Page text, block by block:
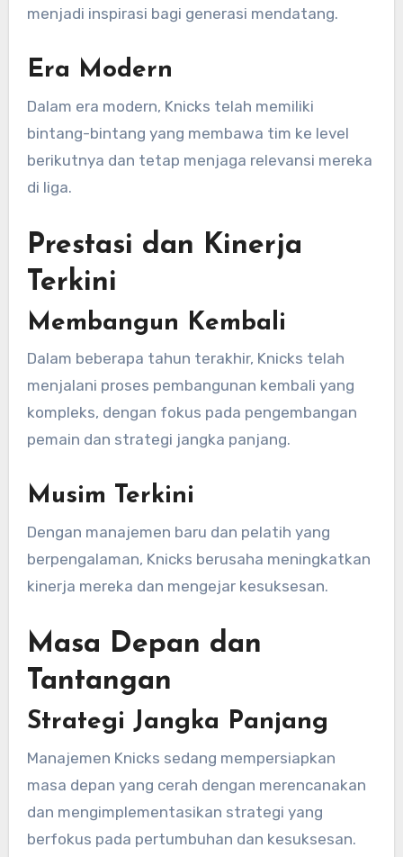
menjadi inspirasi bagi generasi mendatang.
Era Modern
Dalam era modern, Knicks telah memiliki
bintang-bintang yang membawa tim ke level
berikutnya dan tetap menjaga relevansi mereka
di liga.
Prestasi dan Kinerja
Terkini
Membangun Kembali
Dalam beberapa tahun terakhir, Knicks telah
menjalani proses pembangunan kembali yang
kompleks, dengan fokus pada pengembangan
pemain dan strategi jangka panjang.
Musim Terkini
Dengan manajemen baru dan pelatih yang
berpengalaman, Knicks berusaha meningkatkan
kinerja mereka dan mengejar kesuksesan.
Masa Depan dan
Tantangan
Strategi Jangka Panjang
Manajemen Knicks sedang mempersiapkan
masa depan yang cerah dengan merencanakan
dan mengimplementasikan strategi yang
berfokus pada pertumbuhan dan kesuksesan.